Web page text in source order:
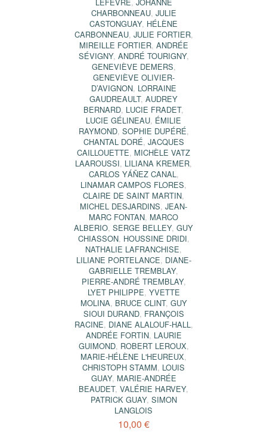
LEFÈVRE, JOHANNE
CHARBONNEAU, JULIE
CASTONGUAY, HÉLÈNE
CARBONNEAU, JULIE FORTIER,
MIREILLE FORTIER, ANDRÉE
SÉVIGNY, ANDRÉ TOURIGNY,
GENEVIÈVE DEMERS,
GENEVIÈVE OLIVIER-
D’AVIGNON, LORRAINE
GAUDREAULT, AUDREY
BERNARD, LUCIE FRADET,
LUCIE GÉLINEAU, ÉMILIE
RAYMOND, SOPHIE DUPÉRÉ,
CHANTAL DORÉ, JACQUES
CAILLOUETTE, MICHÈLE VATZ
LAAROUSSI, LILIANA KREMER,
CARLOS YÁÑEZ CANAL,
LINAMAR CAMPOS FLORES,
CLAIRE DE SAINT MARTIN,
MICHEL DESJARDINS, JEAN-
MARC FONTAN, MARCO
ALBERIO, SERGE BELLEY, GUY
CHIASSON, HOUSSINE DRIDI,
NATHALIE LAFRANCHISE,
LILIANE PORTELANCE, DIANE-
GABRIELLE TREMBLAY,
PIERRE-ANDRÉ TREMBLAY,
LYET PHILIPPE, YVETTE
MOLINA, BRUCE CLINT, GUY
SIOUI DURAND, FRANÇOIS
RACINE, DIANE ALALOUF-HALL,
ANDRÉE FORTIN, LAURIE
GUIMOND, ROBERT LEROUX,
MARIE-HÉLÈNE L'HEUREUX,
CHRISTOPH STAMM, LOUIS
GUAY, MARIE-ANDRÉE
BEAUDET, VALÉRIE HARVEY,
PATRICK GUAY, SIMON
LANGLOIS
10,00 €